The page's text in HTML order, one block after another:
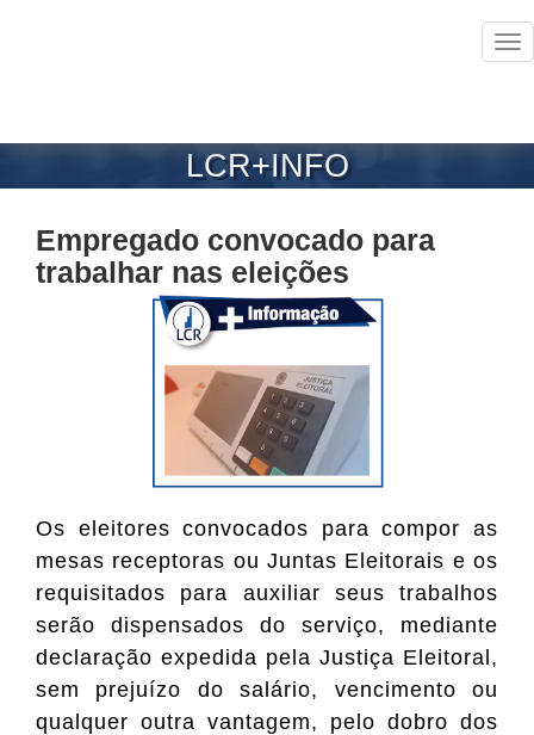
LCR+INFO
Empregado convocado para
trabalhar nas eleições
Os eleitores convocados para compor as
mesas receptoras ou Juntas Eleitorais e os
requisitados para auxiliar seus trabalhos
serão dispensados do serviço, mediante
declaração expedida pela Justiça Eleitoral,
sem prejuízo do salário, vencimento ou
qualquer outra vantagem, pelo dobro dos